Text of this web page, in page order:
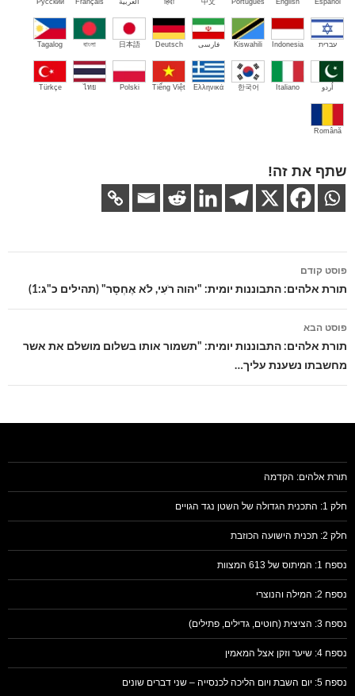
עברית Indonesia
Kiswahili فارسی Deutsch
日本語
বাংলা
Tagalog
اُردو Italiano
한국어
Ελληνικά
Tiếng Việt
Polski
ไทย
Türkçe
Română
שתף את זה!
ניווט
בפוסטים
פוסט קודם
תורת אלהים: התבוננות יומית: "יהוה רֹעִי, לֹא אֶחְסָר" (תהילים כ"ג:1)
פוסט הבא
תורת אלהים: התבוננות יומית: "תשמור אותו בשלום מושלם את אשר
מחשבתו נשענת עליך…
תורת אלהים: הקדמה
חלק 1: התכנית הגדולה של השטן נגד הגויים
חלק 2: תכנית הישועה הכוזבת
נספח 1: המיתוס של 613 המצוות
נספח 2: המילה והנוצרי
נספח 3: הציצית (חוטים, גדילים, פתילים)
נספח 4: שיער וזקן אצל המאמין
נספח 5: יום השבת ויום הליכה לכנסייה – שני דברים שונים